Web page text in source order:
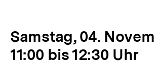
Samstag, 04.
11:00 bis 12:30 Uhr